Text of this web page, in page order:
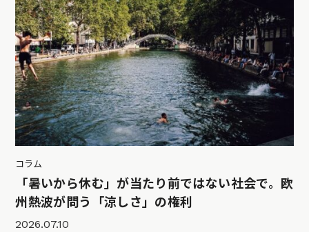
コラム
「暑いから休む」が当たり前ではない社会で。欧
州熱波が問う「涼しさ」の権利
2026.07.10